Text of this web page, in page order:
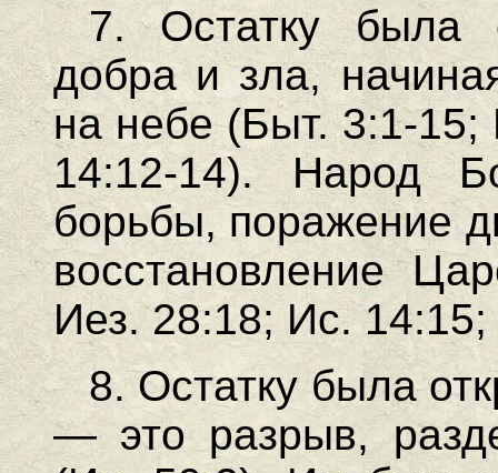
7. Остатку была
добра и зла,
на небе (Быт. 3:1-
14:12-14). Народ
борьбы, поражение
восстановление
Иез. 28:18; Ис.
8. Остатку была
— это разрыв,